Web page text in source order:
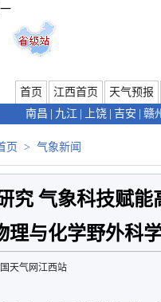
首页 江西首页
天气预报
南昌
九江 上饶 吉安 赣
页 > 气象新闻
究 气象科技赋
理与化学野外科
天气网江西站